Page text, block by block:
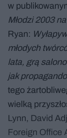
w
Młodzi 2003
Ryan:
młodych
lata, grą
jak
tego
wielką
Lynn, David
Foreign Office